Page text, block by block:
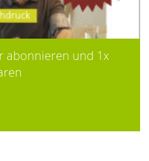
abonnieren und 1x